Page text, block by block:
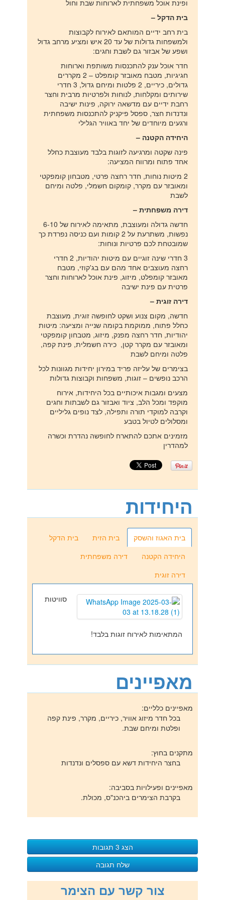
ופינת אוכל משפחתית לארוחות שבת וחול
בית הדקל –
בית רחב ידיים המותאם לאירוח לקבוצות
ולמשפחות גדולות של עד 20 איש ומציע מרחב גדול
ושפע של אבזור גם לשבת וחגים:
חדר אוכל ענק להתכנסות משותפת וארוחות
חגיגיות, מטבח מאובזר קומפלט – 2 מקררים
גדולים, כיריים, 2 פלטות ומיחם גדול, 3 חדרי
שירותים ומקלחות, לנוחות ולפרטיות מרבית וחצר
רחבת ידיים עם מדשאה ירוקה, פינות ישיבה
ונדנדות חצר, ספסל פיקניק להתכנסות משפחתית
ורגעים מיוחדים של יחד באוויר הגלילי
היחידה הקטנה –
פינה שקטה ומרגיעה לזוגות בלבד מעוצבת כחלל
אחד פתוח ומרווח המציעה:
2 מיטות נוחות, חדר רחצה פרטי, מטבחון קומפקטי
ומאובזר עם מקרר, קומקום חשמלי, פלטה ומיחם
לשבת
דירה משפחתית –
חדשה גדולה ומעוצבת, מתאימה לאירוח של 6-10
נפשות, משתרעת על 2 קומות ועם כניסה נפרדת כך
שמובטחת לכם פרטיות ונוחות:
3 חדרי שינה זוגיים עם מיטות יהודיות, 2 חדרי
רחצה מעוצבים אחד מהם עם בג'קוזי, מטבח
מאובזר קומפלט, מיזוג, פינת אוכל לארוחות וחצר
פרטית עם פינת ישיבה
דירה זוגית –
חדשה, מקום צנוע ושקט לחופשה זוגית, מעוצבת
כחלל פתוח, ממוקמת בקומה שנייה ומציעה: מיטות
יהודיות, חדר רחצה מפנק, מיזוג, מטבחון קומפקטי
ומאובזר עם מקרר קטן, כירה חשמלית, פינת קפה,
פלטה ומיחם לשבת
בצימרים של עליזה פריד במירון יחידות מגוונות לכל
הרכב נופשים – זוגות, משפחות וקבוצות גדולות
מצעים ומגבות איכותיים בכל היחידות, אירוח
מוקפד ומכל הלב, ציוד ואבזור גם לשבתות וחגים
וקרבה למוקדי תורה ותפילה, לצד נופים גליליים
ומסלולים לטיול בטבע
מזמינים אתכם להתארח לחופשה נהדרת וכשרה
למהדרין
היחידות
בית האגוז והשסק בית הזית
בית הדקל
היחידה הקטנה
דירה משפחתית
דירה זוגית
סוויטות
המתאימות לאירוח זוגות בלבד!
מאפיינים
מאפיינים כלליים:
בכל חדר מיזוג אוויר, כיריים, מקרר, פינת קפה
ופלטת ומיחם שבת.
מתקנים בחוץ:
בחצר היחידות דשא עם ספסלים ונדנדות
מאפיינים ופעילויות בסביבה:
בקרבת הצימרים ביהכנ"ס, מכולת.
הצג 3 תגובות
3 תגובות שלח תגובה
כתיבת תגובה
צור קשר עם הצימר